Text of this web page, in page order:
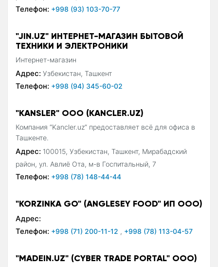
Телефон: +998 (93) 103-70-77
"JIN.UZ" ИНТЕРНЕТ-МАГАЗИН БЫТОВОЙ
ТЕХНИКИ И ЭЛЕКТРОНИКИ
Интернет-магазин
Адрес: Узбекистан, Ташкент
Телефон: +998 (94) 345-60-02
"KANSLER" OOO (KANCLER.UZ)
Компания “Kancler.uz” предоставляет всё для офиса в
Ташкенте.
Адрес: 100015, Узбекистан, Ташкент, Мирабадский
район, ул. Авлиё Ота, м-в Госпитальный, 7
Телефон: +998 (78) 148-44-44
"KORZINKA GO" (ANGLESEY FOOD" ИП ООО)
Адрес:
Телефон: +998 (71) 200-11-12 , +998 (78) 113-04-57
"MADEIN.UZ" (CYBER TRADE PORTAL" ООО)